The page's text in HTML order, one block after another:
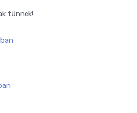
tűnnek!